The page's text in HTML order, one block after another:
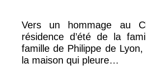
Vers un hommage au
résidence d’été de la
famille de Philippe de Lyon,
la maison qui pleure…